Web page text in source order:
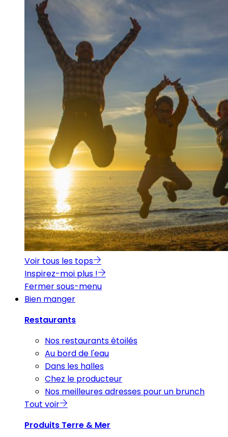
Voir tous les tops
Inspirez-moi plus !
Fermer sous-menu
Bien manger
Restaurants
Nos restaurants étoilés
Au bord de l'eau
Dans les halles
Chez le producteur
Nos meilleures adresses pour un brunch
Tout voir
Produits Terre & Mer